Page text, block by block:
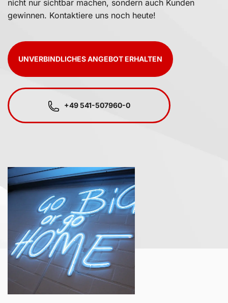
nicht nur sichtbar machen, sondern auch Kunden
gewinnen. Kontaktiere uns noch heute!
UNVERBINDLICHES ANGEBOT ERHALTEN
+49 541-507960-0